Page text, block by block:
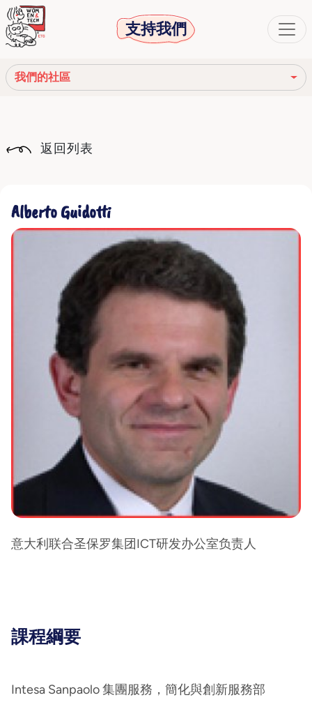
支持我們
我們的社區
我們的網絡
我們的社區
返回列表
Alberto Guidotti
意大利联合圣保罗集团ICT研发办公室负责人
課程綱要
Intesa Sanpaolo 集團服務，簡化與創新服務部